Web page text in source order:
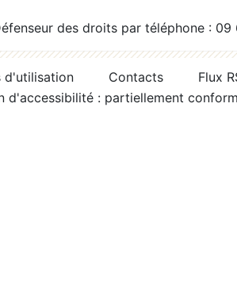
des droits par téléphone :
d'utilisation Contacts
Flux
d'accessibilité : partiellement